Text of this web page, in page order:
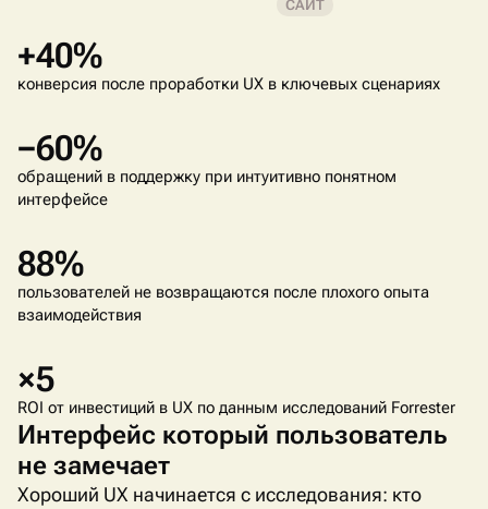
САЙТ
+40%
конверсия после проработки UX в ключевых сценариях
−60%
обращений в поддержку при интуитивно понятном
интерфейсе
88%
пользователей не возвращаются после плохого опыта
взаимодействия
×5
ROI от инвестиций в UX по данным исследований Forrester
Интерфейс который пользователь
не замечает
Хороший UX начинается с исследования: кто